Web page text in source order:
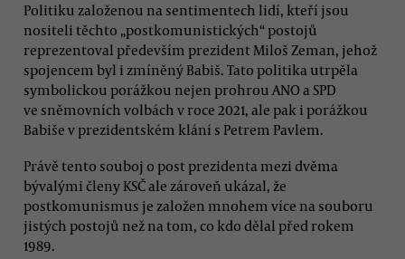
Politiku založenou na sentimentech lidí, kteří jsou
nositeli těchto „postkomunistických“ postojů
reprezentoval především prezident Miloš Zeman, jehož
spojencem byl i zmíněný Babiš. Tato politika utrpěla
symbolickou porážkou nejen prohrou ANO a SPD
ve sněmovních volbách v roce 2021, ale pak i porážkou
Babiše v prezidentském klání s Petrem Pavlem.
Právě tento souboj o post prezidenta mezi dvěma
bývalými členy KSČ ale zároveň ukázal, že
postkomunismus je založen mnohem více na souboru
jistých postojů než na tom, co kdo dělal před rokem
1989.